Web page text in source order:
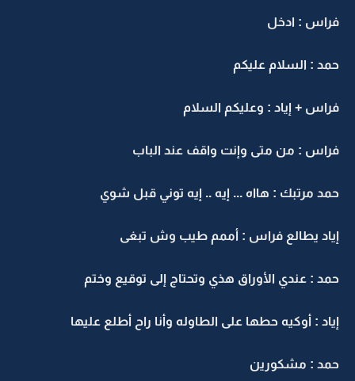
فراس : ادخل
حمد : السلام عليكم
فراس + إياد : وعليكم السلام
فراس : من متى وإنت واقف عند الباب
حمد مرتبك : هااه ... إيه .. إيه توني قبل شوي
إياد يطالع فراس : أممم طيب وش تبغى
حمد : عندي الأوراق هذي وتحتاج إلى توقيع وختم
إياد : أوكيه حطها على الطاوله وأنا راح أطلع عليها
حمد : مشكورين